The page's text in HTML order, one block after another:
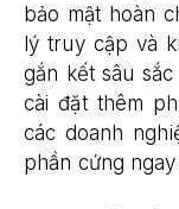
bảo mật hoàn
lý truy cập và
gắn kết sâu
cài đặt thêm
các doanh
phần cứng